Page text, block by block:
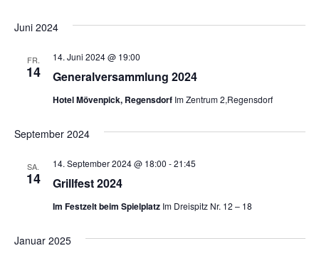
Juni 2024
FR.
14 Generalversammlung 2024
14. Juni 2024 @ 19:00
Hotel Mövenpick, Regensdorf Im Zentrum 2,Regensdorf
September 2024
SA.
14 Grillfest 2024
14. September 2024 @ 18:00 -21:45
Im Festzelt beim Spielplatz Im Dreispitz Nr. 12 – 18
Januar 2025